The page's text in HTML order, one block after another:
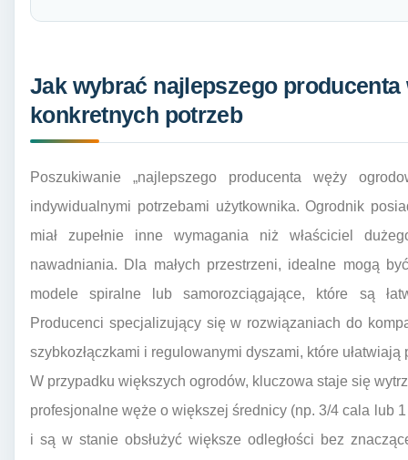
Jak wybrać najlepszego
konkretnych potrzeb
Poszukiwanie „najlepszego producenta węży
indywidualnymi potrzebami użytkownika. Ogrodnik
miał zupełnie inne wymagania niż właściciel
nawadniania. Dla małych przestrzeni, idealne mogą
modele spiralne lub samorozciągające, które są
Producenci specjalizujący się w rozwiązaniach do
szybkozłączkami i regulowanymi dyszami, które
W przypadku większych ogrodów, kluczowa staje się
profesjonalne węże o większej średnicy (np. 3/4 cala lub
i są w stanie obsłużyć większe odległości bez